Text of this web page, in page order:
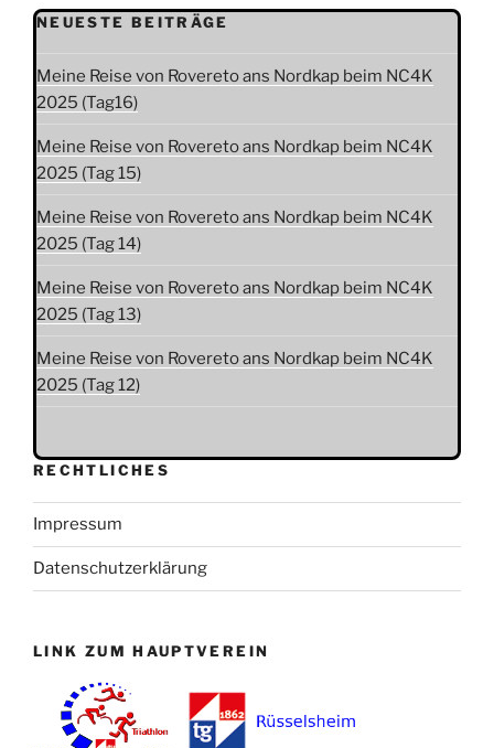
NEUESTE BEITRÄGE
Meine Reise von Rovereto ans Nordkap beim NC4K
2025 (Tag16)
Meine Reise von Rovereto ans Nordkap beim NC4K
2025 (Tag 15)
Meine Reise von Rovereto ans Nordkap beim NC4K
2025 (Tag 14)
Meine Reise von Rovereto ans Nordkap beim NC4K
2025 (Tag 13)
Meine Reise von Rovereto ans Nordkap beim NC4K
2025 (Tag 12)
RECHTLICHES
Impressum
Datenschutzerklärung
LINK ZUM HAUPTVEREIN